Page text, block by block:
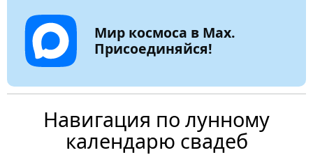
Мир космоса в Max.
Присоединяйся!
Навигация по лунному
календарю свадеб